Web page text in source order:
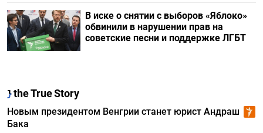
В иске о снятии с выборов «Яблоко»
обвинили в нарушении прав на
советские песни и поддержке ЛГБТ